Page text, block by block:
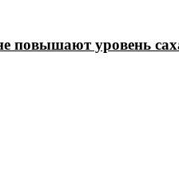
повышают уровень